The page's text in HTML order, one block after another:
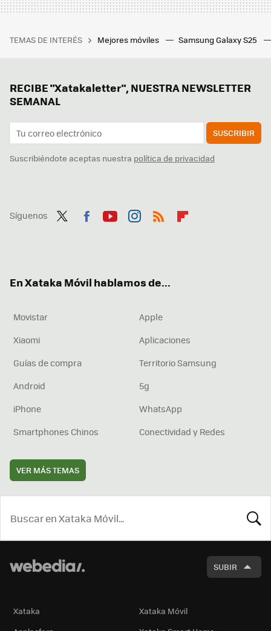
TEMAS DE INTERÉS Mejores móviles Samsung Galaxy S25
RECIBE "Xatakaletter", NUESTRA NEWSLETTER
SEMANAL
SUSCRIBIR
Suscribiéndote aceptas nuestra política de privacidad
Síguenos
En Xataka Móvil hablamos de...
Movistar
Apple
Xiaomi
Aplicaciones
Guías de compra
Territorio Samsung
Android
5g
iPhone
WhatsApp
Smartphones Chinos
Conectividad y Redes
VER MÁS TEMAS
SUBIR
Xataka
Xataka Móvil